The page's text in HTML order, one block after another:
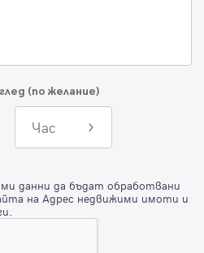
(по желание)
Час
данни да бъдат обработвани
на Адрес недвижими имоти и